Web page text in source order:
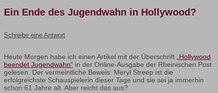
Ein Ende des Jugendwahn in Hollywood?
Schreibe eine Antwort
Heute Morgen habe ich einen Artikel mit der Überschrift
„Hollywood
beendet Jugendwahn“ in der Online-Ausgabe der Rheinischen Post
gelesen. Der vermeintliche Beweis: Meryl Streep ist die
erfolgreichste Schauspielerin dieser Tage und sie sei ja immerhin
schon 61 Jahre alt. Aber reicht das aus?